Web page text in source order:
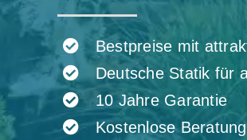
Bestpreise mit
Deutsche Statik für
10 Jahre Garantie
Kostenlose